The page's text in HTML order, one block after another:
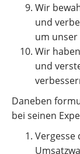
Wir
und
um unser
Wir
und
Daneben
bei seinen
Vergesse